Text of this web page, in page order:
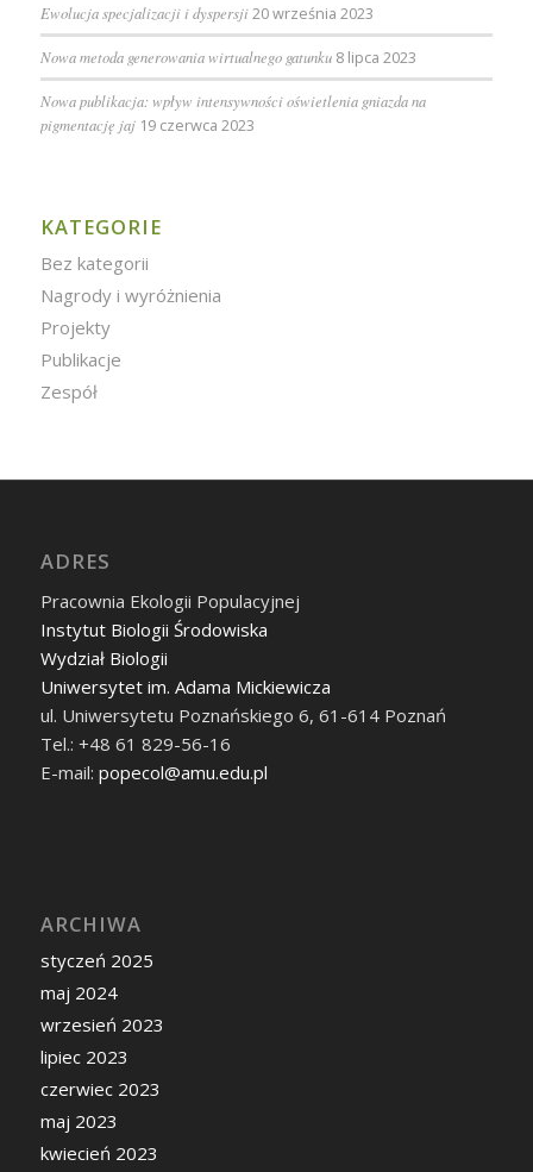
Ewolucja specjalizacji i dyspersji 20 września 2023
Nowa metoda generowania wirtualnego gatunku 8 lipca 2023
Nowa publikacja: wpływ intensywności oświetlenia gniazda na
pigmentację jaj 19 czerwca 2023
KATEGORIE
Bez kategorii
Nagrody i wyróżnienia
Projekty
Publikacje
Zespół
ADRES
Pracownia Ekologii Populacyjnej
Instytut Biologii Środowiska
Wydział Biologii
Uniwersytet im. Adama Mickiewicza
ul. Uniwersytetu Poznańskiego 6, 61-614 Poznań
Tel.: +48 61 829-56-16
E-mail: popecol@amu.edu.pl
ARCHIWA
styczeń 2025
maj 2024
wrzesień 2023
lipiec 2023
czerwiec 2023
maj 2023
kwiecień 2023